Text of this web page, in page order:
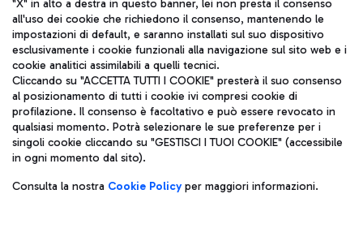
Aeroporti di Roma S.p.A. - Società soggetta a direzione e
coordinamento di Mundys S.p.A.
Codice fiscale e Registro delle Imprese di Roma 13032990155 P.
IVA 06572251004
Capitale sociale 62.224.743,00 int. vers.
Sede legale: Via Pier Paolo Racchetti 1 - 00054 Fiumicino (RM)
telefono +39 06 65951
Privacy policy
Note legali
"X" in alto a destra in questo banner, lei non presta il consenso
all'uso dei cookie che richiedono il consenso, mantenendo le
impostazioni di default, e saranno installati sul suo dispositivo
esclusivamente i cookie funzionali alla navigazione sul sito web e i
cookie analitici assimilabili a quelli tecnici.
Cliccando su "ACCETTA TUTTI I COOKIE" presterà il suo consenso
al posizionamento di tutti i cookie ivi compresi cookie di
profilazione. Il consenso è facoltativo e può essere revocato in
qualsiasi momento. Potrà selezionare le sue preferenze per i
singoli cookie cliccando su "GESTISCI I TUOI COOKIE" (accessibile
in ogni momento dal sito).
Consulta la nostra Cookie Policyper maggiori informazioni.